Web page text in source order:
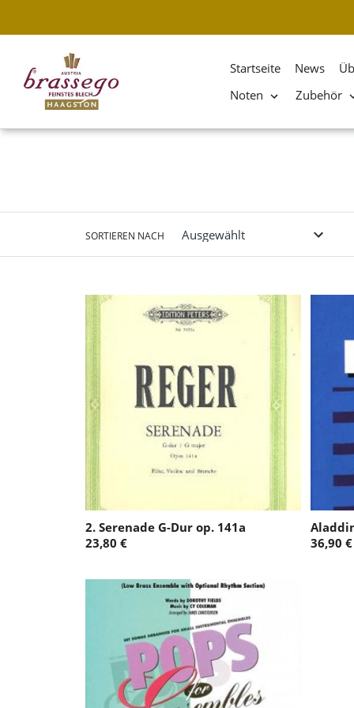
Direkt
Startseite News
Noten
Zubehör
SORTIEREN NACH
2. Serenade G-Dur op. 141a
23,80 €
36,90 €